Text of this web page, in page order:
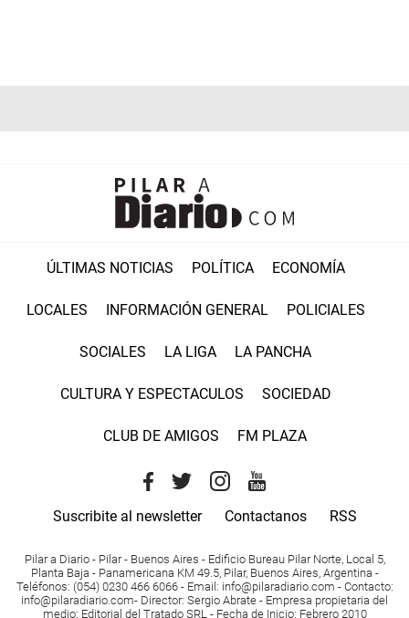
ÚLTIMAS NOTICIAS POLÍTICA ECONOMÍA
LOCALES INFORMACIÓN GENERAL POLICIALES
SOCIALES LA LIGA LA PANCHA
CULTURA Y ESPECTACULOS SOCIEDAD
CLUB DE AMIGOS FM PLAZA
Suscribite al newsletter Contactanos RSS
Pilar a Diario - Pilar - Buenos Aires - Edificio Bureau Pilar Norte, Local 5,
Planta Baja - Panamericana KM 49.5, Pilar, Buenos Aires, Argentina -
Teléfonos: (054) 0230 466 6066 - Email : info@pilaradiario.com - Contacto:
info@pilaradiario.com- Director: Sergio Abrate - Empresa propietaria del
medio: Editorial del Tratado SRL - Fecha de Inicio: Febrero 2010